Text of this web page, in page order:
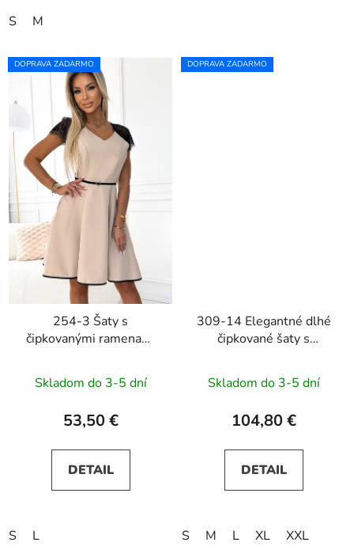
S M
DOPRAVA ZADARMO
254-3 Šaty s
čipkovanými ramenami
Skladom do 3-5 dní
53,50 €
DETAIL
S L
DOPRAVA ZADARMO
309-14 Elegantné dlhé
čipkované šaty s
čokoládové
Skladom do 3-5 dní
104,80 €
DETAIL
S M L XL XXL